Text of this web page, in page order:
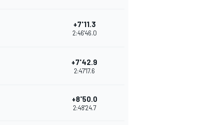
+7'11.3
2:46'46.0
+7'42.9
2:47'17.6
+8'50.0
2:48'24.7